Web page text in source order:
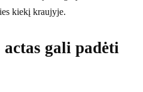
kiekį kraujyje.
gali padėti